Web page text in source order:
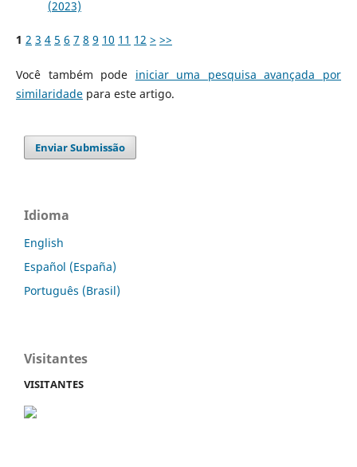
(2023)
1 2 3 4 5 6 7 8 9 10 11 12 > >>
Você também pode iniciar uma pesquisa avançada por
similaridadepara este artigo.
Enviar Submissão
Idioma
English
Español (España)
Português (Brasil)
Visitantes
VISITANTES